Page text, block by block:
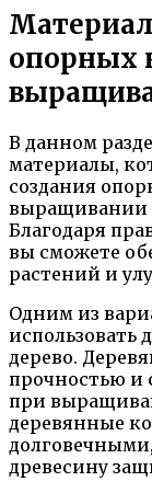
опорных
В данном
материалы,
создания
выращивании
Благодаря
вы сможете
растений и
Одним из
использовать
дерево.
прочностью и
при
деревянные
древесину